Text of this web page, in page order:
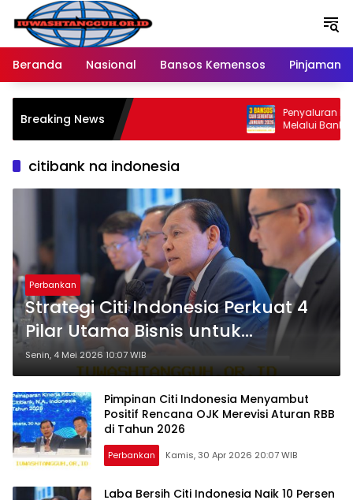
Langsung
konten
Beranda
Nasional Bansos Kemensos Pinjaman
Breaking News
Penyaluran Bansos
Melalui Bank BRI
Ratusan Wilayah
citibank na indonesia
Perbankan
Strategi Citi Indonesia Perkuat 4
Pilar Utama Bisnis untuk
Pertumbuhan Pesat di 2026
Senin, 4 Mei 2026 10:07 WIB
Pimpinan Citi Indonesia Menyambut
Positif Rencana OJK Merevisi Aturan RBB
di Tahun 2026
Perbankan Kamis, 30 Apr 2026 20:07 WIB
Laba Bersih Citi Indonesia Naik 10 Persen